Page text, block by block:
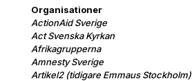
Organisationer
ActionAid Sverige
Act Svenska Kyrkan
Afrikagrupperna
Amnesty Sverige
Artikel2 (tidigare Emmaus Stockholm)